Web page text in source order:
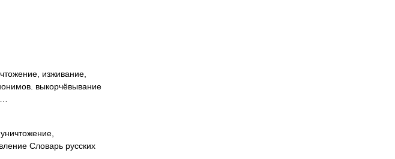
изживание,
выкорчёвывание
Словарь русских